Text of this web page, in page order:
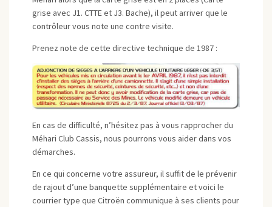
grise avec J1. CTTE et J3. Bache), il peut arriver que le
contrôleur vous note une contre visite.
Prenez note de cette directive technique de 1987 :
En cas de difficulté, n’hésitez pas à vous rapprocher du
Méhari Club Cassis, nous pourrons vous aider dans vos
démarches.
En ce qui concerne votre assureur, il suffit de le prévenir
de rajout d’une banquette supplémentaire et voici le
courrier type que Citroën communique à ses clients pour